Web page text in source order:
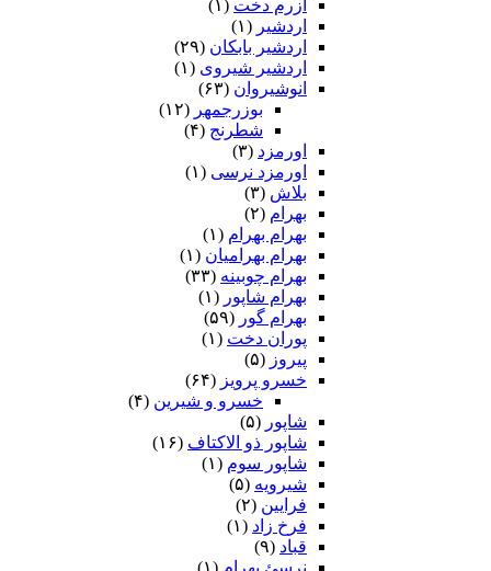
آزرم دخت (۱)
اردشیر (۱)
اردشیر بابکان (۲۹)
اردشیر شیروی (۱)
انوشیروان (۶۳)
بوزرجمهر (۱۲)
شطرنج (۴)
اورمزد (۳)
اورمزد نرسى‏ (۱)
بلاش (۳)
بهرام (۲)
بهرام بهرام (۱)
بهرام بهرامیان‏ (۱)
بهرام چوبینه (۳۳)
بهرام شاپور (۱)
بهرام گور (۵۹)
پوران دخت (۱)
پیروز (۵)
خسرو پرویز (۶۴)
خسرو و شیرین (۴)
شاپور (۵)
شاپور ذو الاکتاف (۱۶)
شاپور سوم‏ (۱)
شیرویه (۵)
فرایین (۲)
فرخ زاد (۱)
قباد (۹)